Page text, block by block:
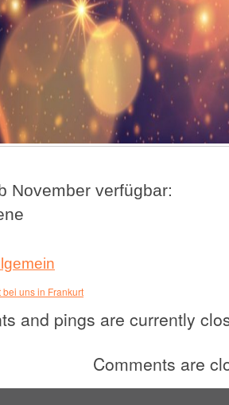
November verfügbar:
bei uns in Frankurt
and pings are currently
Comments are